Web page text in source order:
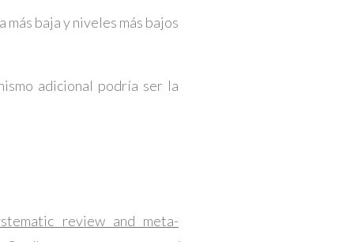
baja y niveles más bajos
adicional podría ser la
review and meta-